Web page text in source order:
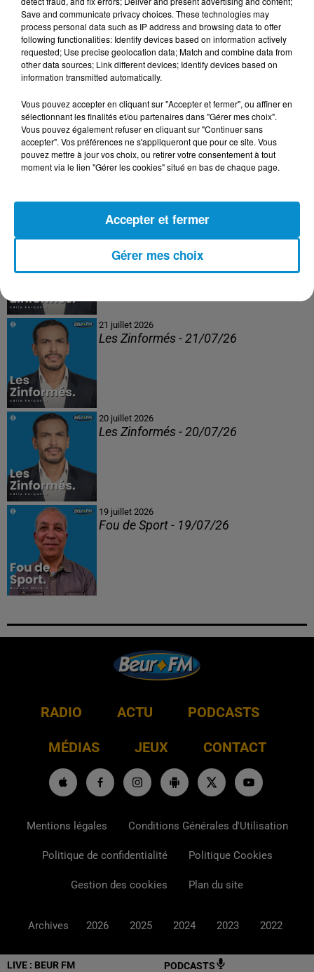
LIVE : BEUR FM PODCASTS
DERNIERS PODCASTS
24 juillet 2026
Les Zinformés - 24/07/26
23 juillet 2026
Les Zinformés - 23/07/26
21 juillet 2026
Les Zinformés - 21/07/26
20 juillet 2026
Les Zinformés - 20/07/26
19 juillet 2026
Fou de Sport - 19/07/26
RADIO ACTU PODCASTS
MÉDIAS JEUX CONTACT
Mentions légales Conditions Générales d'Utilisation
Politique de confidentialité Politique Cookies
Gestion des cookies Plan du site
Archives 2026 2025 2024 2023 2022
Save and communicate privacy choices. These technologies may
process personal data such as IP address and browsing data to offer
following functionalities: Identify devices based on information actively
requested; Use precise geolocation data; Match and combine data from
other data sources; Link different devices; Identify devices based on
information transmitted automatically.
Vous pouvez accepter en cliquant sur "Accepter et fermer", ou affiner en
sélectionnant les finalités et/ou partenaires dans "Gérer mes choix".
Vous pouvez également refuser en cliquant sur "Continuer sans
accepter". Vos préférences ne s'appliqueront que pour ce site. Vous
pouvez mettre à jour vos choix, ou retirer votre consentement à tout
moment via le lien "Gérer les cookies" situé en bas de chaque page.
Gérer mes choix
Accepter et fermer